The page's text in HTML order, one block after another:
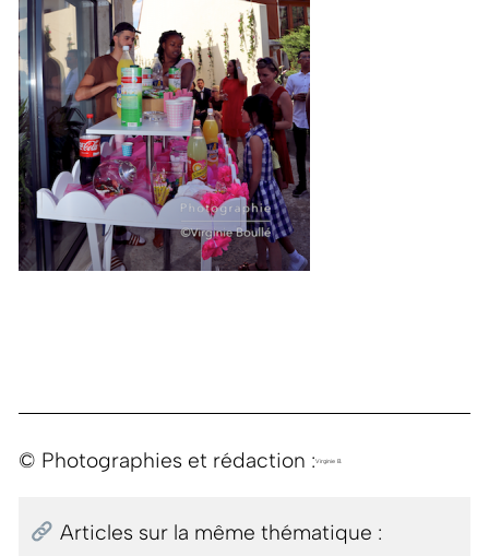
© Photographies et rédaction :Virginie B.
Articles sur la même thématique :